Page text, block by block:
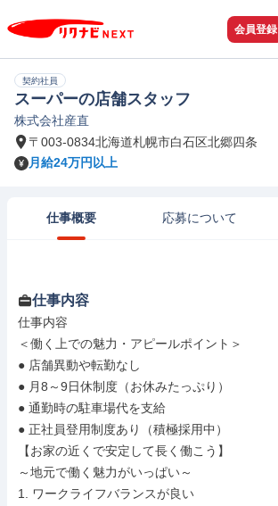
会員登録
契約社員
スーパーの店舗スタッフ
株式会社産直
〒003-0834北海道札幌市白石区北郷四条
月給24万円以上
仕事概要 応募について
仕事内容
仕事内容
＜働く上での魅力・アピールポイント＞
● 店舗異動や転勤なし
● 月8～9日休制度（お休みたっぷり）
● 通勤時の駐車場代を支給
● 正社員登用制度あり（積極採用中）
【お家の近くで安定して長く働こう】
～地元で働く魅力がいっぱい～
1. ワークライフバランスが良い